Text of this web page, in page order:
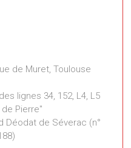
de Muret, Toulouse
lignes 34, 152, L4, L5
Pierre"
Déodat de Séverac (n°